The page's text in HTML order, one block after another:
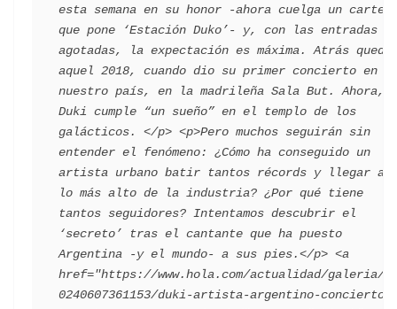
esta semana en su honor -ahora cuelga un cartel
que pone ‘Estación Duko’- y, con las entradas
agotadas, la expectación es máxima. Atrás queda
aquel 2018, cuando dio su primer concierto en
nuestro país, en la madrileña Sala But. Ahora,
Duki cumple “un sueño” en el templo de los
galácticos. </p> <p>Pero muchos seguirán sin
entender el fenómeno: ¿Cómo ha conseguido un
artista urbano batir tantos récords y llegar a
lo más alto de la industria? ¿Por qué tiene
tantos seguidores? Intentamos descubrir el
‘secreto’ tras el cantante que ha puesto
Argentina -y el mundo- a sus pies.</p> ​<a
href="https://www.hola.com/actualidad/galeria/2
0240607361153/duki-artista-argentino-concierto-